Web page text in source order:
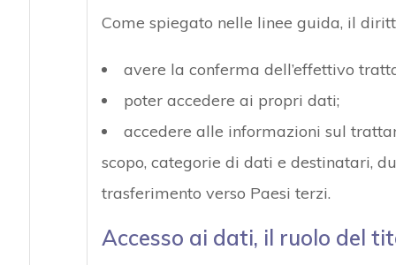
Come spiegato nelle linee guida, il
avere la conferma dell’effettivo
poter accedere ai propri dati;
accedere alle informazioni sul
scopo, categorie di dati e destinatari,
trasferimento verso Paesi terzi.
Accesso ai dati, il ruolo del